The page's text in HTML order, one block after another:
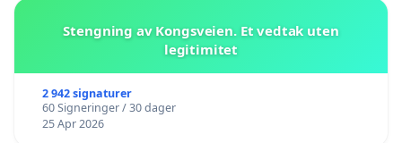
Stengning av Kongsveien. Et vedtak uten
legitimitet
2 942 signaturer
60 Signeringer / 30 dager
25 Apr 2026